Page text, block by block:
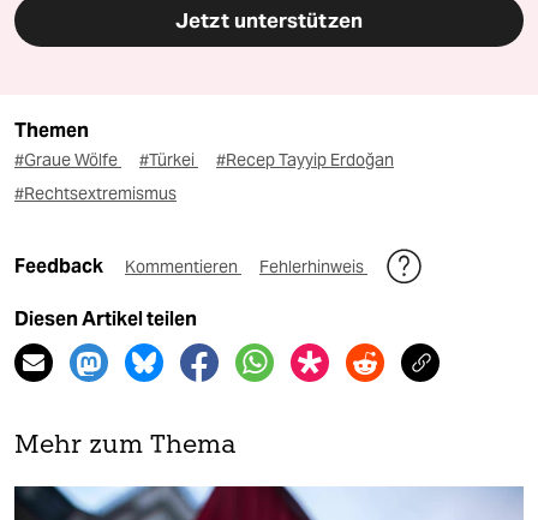
Jetzt unterstützen
Themen
#Graue Wölfe #Türkei
#Recep Tayyip Erdoğan
#Rechtsextremismus
Feedback Kommentieren Fehlerhinweis
Diesen Artikel teilen
Mehr zum Thema